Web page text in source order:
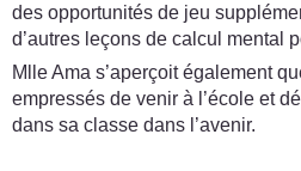
des opportunités de jeu
d’autres leçons de calcul mental
Mlle Ama s’aperçoit également
empressés de venir à l’école et
dans sa classe dans l’avenir.